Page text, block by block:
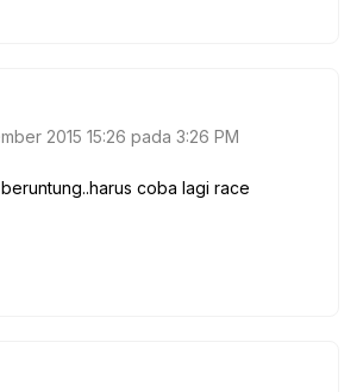
2015 15:26 pada 3:26 PM
coba lagi race